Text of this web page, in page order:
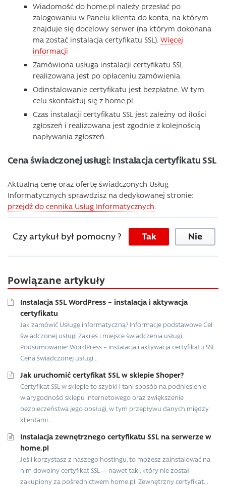
Wiadomość do home.pl należy przesłać po
zalogowaniu w Panelu klienta do konta, na którym
znajduje się docelowy serwer (na którym dokonana
ma zostać instalacja certyfikatu SSL). Więcej
informacji
Zamówiona usługa instalacji certyfikatu SSL
realizowana jest po opłaceniu zamówienia.
Odinstalowanie certyfikatu jest bezpłatne. W tym
celu skontaktuj się z home.pl.
Czas instalacji certyfikatu SSL jest zależny od ilości
zgłoszeń i realizowana jest zgodnie z kolejnością
napływania zgłoszeń.
Cena świadczonej usługi: Instalacja certyfikatu SSL
Aktualną cenę oraz ofertę świadczonych Usług
Informatycznych sprawdzisz na dedykowanej stronie:
przejdź do cennika Usług Informatycznych.
Czy artykuł był pomocny ? Tak Nie
Powiązane artykuły
Instalacja SSL WordPress – instalacja i aktywacja
certyfikatu
Jak zamówić Usługę informatyczną? Informacje podstawowe Cel
świadczonej usługi Zakres i miejsce świadczenia usługi
Podsumowanie: WordPress – instalacja i aktywacja certyfikatu SSL
Cena świadczonej usługi...
Jak uruchomić certyfikat SSL w sklepie Shoper?
Certyfikat SSL w sklepie to szybki i tani sposób na podniesienie
wiarygodności sklepu internetowego oraz zwiększenie
bezpieczeństwa jego obsługi, w tym przepływu danych między
klientami...
Instalacja zewnętrznego certyfikatu SSL na serwerze w
home.pl
Jeśli korzystasz z naszego hostingu, to możesz zainstalować na
nim dowolny certyfikat SSL — nawet taki, który nie został
zakupiony za pośrednictwem home.pl. Zewnętrzny certyfikat...